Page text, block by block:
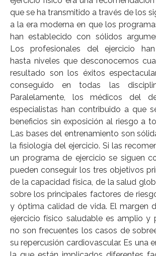
que se ha transmitido a través de los
a la era moderna en que los
han establecido con sólidos
Los profesionales del ejercicio
hasta niveles que desconocemos
resultado son los éxitos
conseguido en todas las
Paralelamente, los médicos del
especialistas han contribuido a que
beneficios sin exposición al riesgo a
Las bases del entrenamiento son
la fisiología del ejercicio. Si las
un programa de ejercicio se siguen
pueden conseguir los tres objetivos
de la capacidad física, de la salud
sobre los principales factores de
y óptima calidad de vida. El margen
ejercicio físico saludable es amplio y
no son frecuentes los casos de
su repercusión cardiovascular. Es una